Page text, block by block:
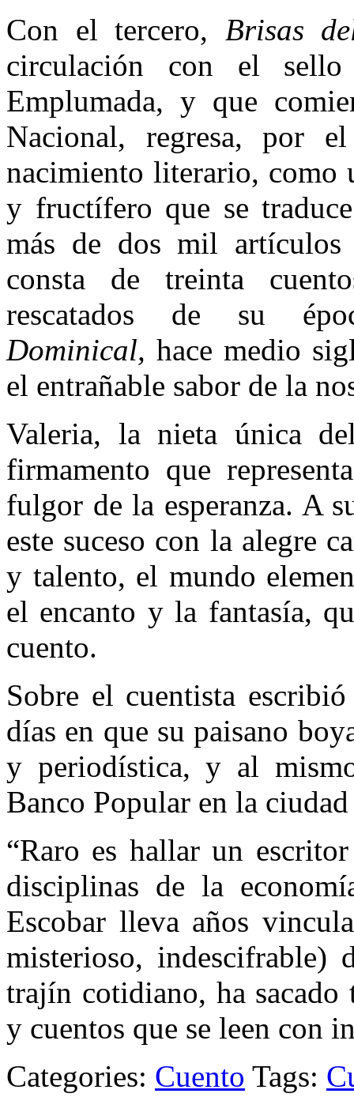
Con el tercero, Brisas
circulación con el
Emplumada, y que
Nacional, regresa, por
nacimiento literario, como
y fructífero que se
más de dos mil artículos
consta de treinta
rescatados de su
Dominical, hace medio
el entrañable sabor de la
Valeria, la nieta única
firmamento que
fulgor de la esperanza. A
este suceso con la alegre
y talento, el mundo
el encanto y la fantasía,
cuento.
Sobre el cuentista
días en que su paisano
y periodística, y al
Banco Popular en la
“Raro es hallar un
disciplinas de la
Escobar lleva años
misterioso, indescifrable)
trajín cotidiano, ha
y cuentos que se leen
Categories: Cuento Tags: